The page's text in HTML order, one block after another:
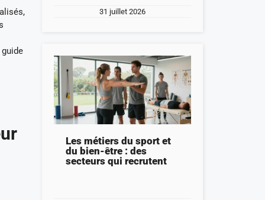
31 juillet 2026
Les métiers du sport et
du bien-être : des
secteurs qui recrutent